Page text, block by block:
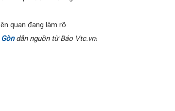
quan đang làm rõ.
dẫn nguồn từ Báo Vtc.vn!